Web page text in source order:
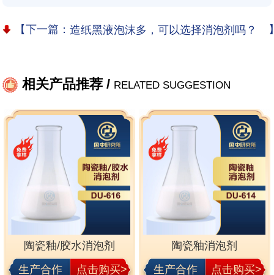
【下一篇：造纸黑液泡沫多，可以选择消泡剂吗？
相关产品推荐 / RELATED SUGGESTION
陶瓷釉/胶水消泡剂
生产合作
点击购买>
陶瓷釉消泡剂
生产合作
点击购买>